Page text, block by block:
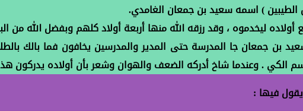
) اسمه سعيد بن جمعان الغامدي.
ليخدموه ، وقد رزقه الله منها أربعة أولاد كلهم وبفضل الله من
بن جمعان جا المدرسة حتى المدير والمدرسين يخافون فما بالك
الكي . وعندما شاخ أدركه الضعف والهوان وشعر بأن أولاده
فيها :